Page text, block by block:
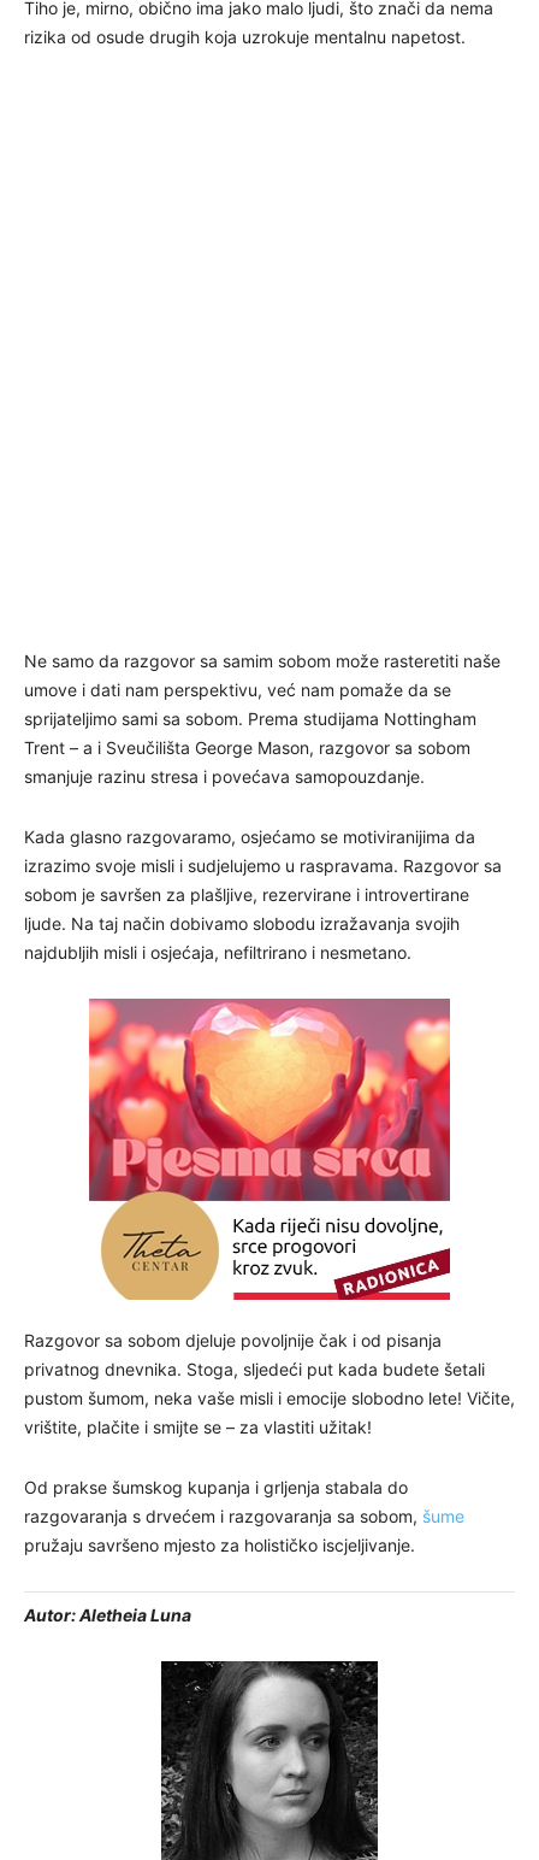
Tiho je, mirno, obično ima jako malo ljudi, što znači da nema
rizika od osude drugih koja uzrokuje mentalnu napetost.
Ne samo da razgovor sa samim sobom može rasteretiti naše
umove i dati nam perspektivu, već nam pomaže da se
sprijateljimo sami sa sobom. Prema studijama Nottingham
Trent – a i Sveučilišta George Mason, razgovor sa sobom
smanjuje razinu stresa i povećava samopouzdanje.
Kada glasno razgovaramo, osjećamo se motiviranijima da
izrazimo svoje misli i sudjelujemo u raspravama. Razgovor sa
sobom je savršen za plašljive, rezervirane i introvertirane
ljude. Na taj način dobivamo slobodu izražavanja svojih
najdubljih misli i osjećaja, nefiltrirano i nesmetano.
Razgovor sa sobom djeluje povoljnije čak i od pisanja
privatnog dnevnika. Stoga, sljedeći put kada budete šetali
pustom šumom, neka vaše misli i emocije slobodno lete! Vičite,
vrištite, plačite i smijte se – za vlastiti užitak!
Od prakse šumskog kupanja i grljenja stabala do
razgovaranja s drvećem i razgovaranja sa sobom, šume
pružaju savršeno mjesto za holističko iscjeljivanje.
Autor: Aletheia Luna